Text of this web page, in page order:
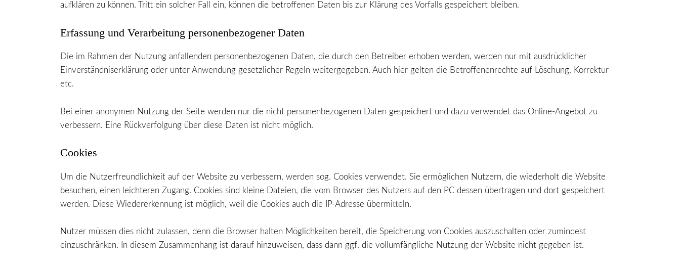
aufklären zu können. Tritt ein solcher Fall ein, können die betroffenen Daten bis zur Klärung des Vorfalls gespeichert bleiben.
Erfassung und Verarbeitung personenbezogener Daten
Die im Rahmen der Nutzung anfallenden personenbezogenen Daten, die durch den Betreiber erhoben werden, werden nur mit ausdrücklicher
Einverständniserklärung oder unter Anwendung gesetzlicher Regeln weitergegeben. Auch hier gelten die Betroffenenrechte auf Löschung, Korrektur
etc.
Bei einer anonymen Nutzung der Seite werden nur die nicht personenbezogenen Daten gespeichert und dazu verwendet das Online-Angebot zu
verbessern. Eine Rückverfolgung über diese Daten ist nicht möglich.
Cookies
Um die Nutzerfreundlichkeit auf der Website zu verbessern, werden sog. Cookies verwendet. Sie ermöglichen Nutzern, die wiederholt die Website
besuchen, einen leichteren Zugang. Cookies sind kleine Dateien, die vom Browser des Nutzers auf den PC dessen übertragen und dort gespeichert
werden. Diese Wiedererkennung ist möglich, weil die Cookies auch die IP-Adresse übermitteln.
Nutzer müssen dies nicht zulassen, denn die Browser halten Möglichkeiten bereit, die Speicherung von Cookies auszuschalten oder zumindest
einzuschränken. In diesem Zusammenhang ist darauf hinzuweisen, dass dann ggf. die vollumfängliche Nutzung der Website nicht gegeben ist.